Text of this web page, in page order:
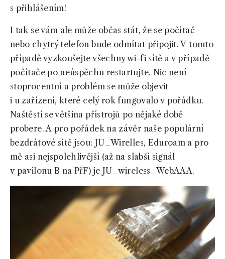
s přihlášením!
I tak se vám ale může občas stát, že se počítač
nebo chytrý telefon bude odmítat připojit. V tomto
případě vyzkoušejte všechny wi-fi sítě a v případě
počítače po neúspěchu restartujte. Nic není
stoprocentní a problém se může objevit
i u zařízení, které celý rok fungovalo v pořádku.
Naštěstí se většina přístrojů po nějaké době
probere. A pro pořádek na závěr naše populární
bezdrátové sítě jsou: JU_Wirelles, Eduroam a pro
mě asi nejspolehlivější (až na slabší signál
v pavilonu B na PřF) je JU_wireless_WebAAA.